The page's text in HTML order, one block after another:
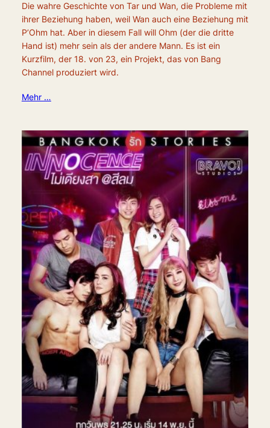
Die wahre Geschichte von Tar und Wan, die Probleme mit
ihrer Beziehung haben, weil Wan auch eine Beziehung mit
P’Ohm hat. Aber in diesem Fall will Ohm (der die dritte
Hand ist) mehr sein als der andere Mann. Es ist ein
Kurzfilm, der 18. von 23, ein Projekt, das von Bang
Channel produziert wird.
Mehr …